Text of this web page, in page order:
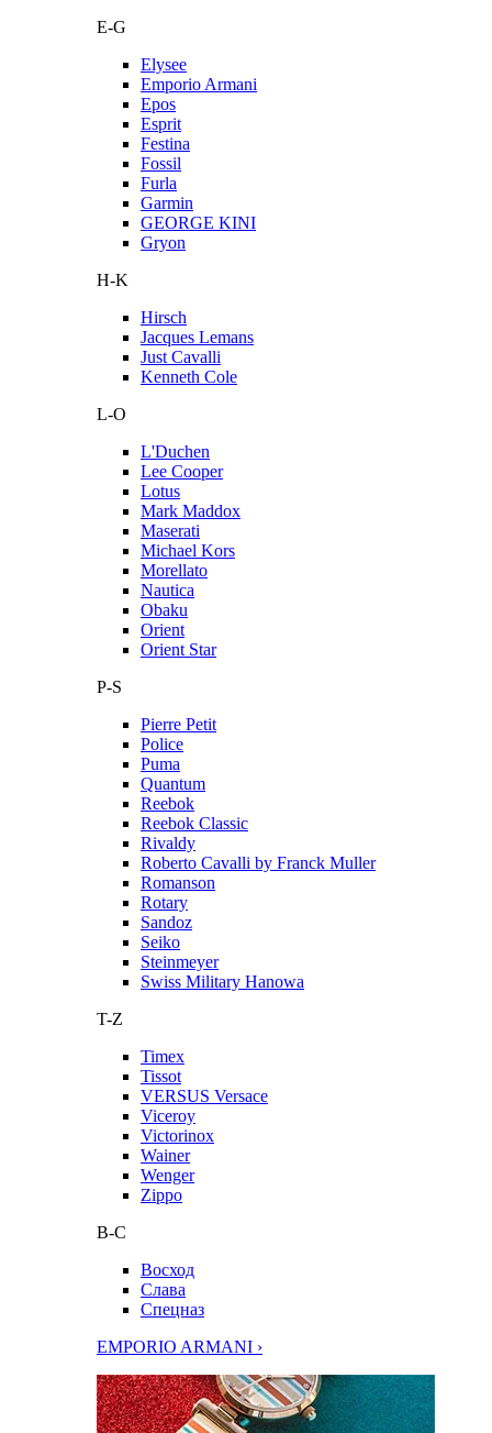
E-G
Elysee
Emporio Armani
Epos
Esprit
Festina
Fossil
Furla
Garmin
GEORGE KINI
Gryon
H-K
Hirsch
Jacques Lemans
Just Cavalli
Kenneth Cole
L-O
L'Duchen
Lee Cooper
Lotus
Mark Maddox
Maserati
Michael Kors
Morellato
Nautica
Obaku
Orient
Orient Star
P-S
Pierre Petit
Police
Puma
Quantum
Reebok
Reebok Classic
Rivaldy
Roberto Cavalli by Franck Muller
Romanson
Rotary
Sandoz
Seiko
Steinmeyer
Swiss Military Hanowa
T-Z
Timex
Tissot
VERSUS Versace
Viceroy
Victorinox
Wainer
Wenger
Zippo
В-С
Восход
Слава
Спецназ
EMPORIO ARMANI ›